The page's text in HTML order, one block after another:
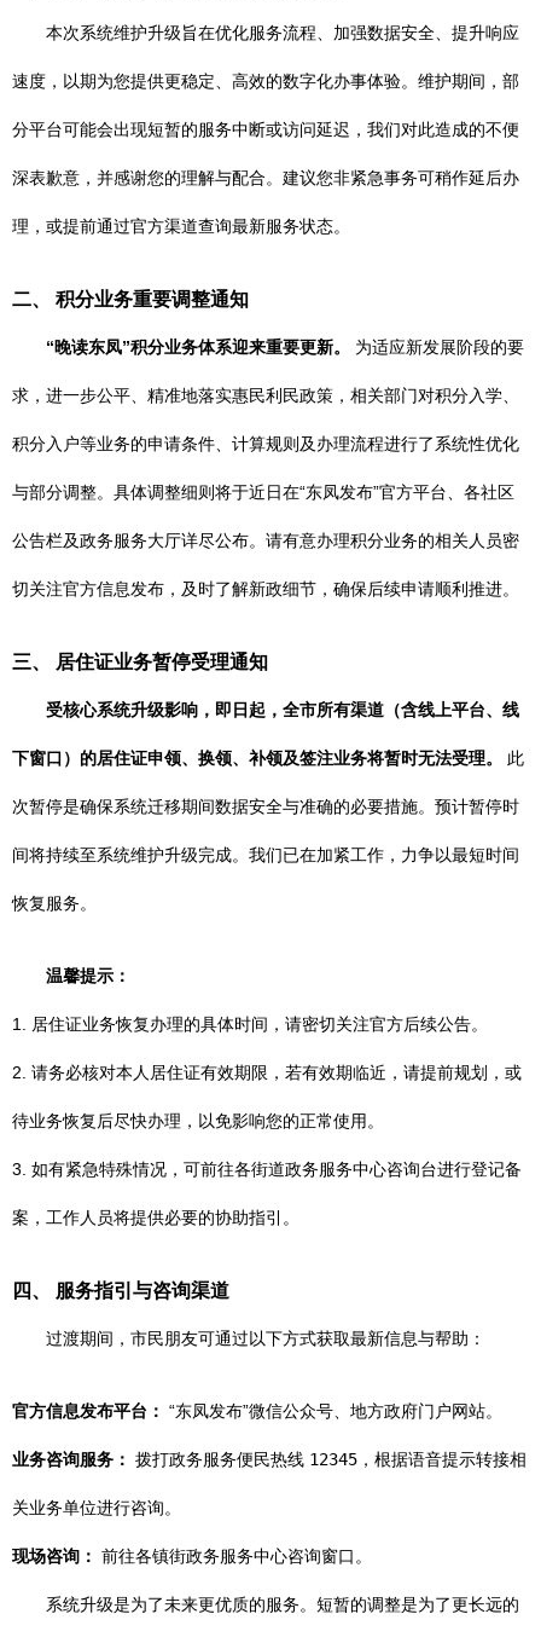
本次系统维护升级旨在优化服务流程、加强数据安全、提升响应
速度，以期为您提供更稳定、高效的数字化办事体验。维护期间，部
分平台可能会出现短暂的服务中断或访问延迟，我们对此造成的不便
深表歉意，并感谢您的理解与配合。建议您非紧急事务可稍作延后办
理，或提前通过官方渠道查询最新服务状态。
二、 积分业务重要调整通知
“晚读东凤”积分业务体系迎来重要更新。 为适应新发展阶段的要
求，进一步公平、精准地落实惠民利民政策，相关部门对积分入学、
积分入户等业务的申请条件、计算规则及办理流程进行了系统性优化
与部分调整。具体调整细则将于近日在“东凤发布”官方平台、各社区
公告栏及政务服务大厅详尽公布。请有意办理积分业务的相关人员密
切关注官方信息发布，及时了解新政细节，确保后续申请顺利推进。
三、 居住证业务暂停受理通知
受核心系统升级影响，即日起，全市所有渠道（含线上平台、线
下窗口）的居住证申领、换领、补领及签注业务将暂时无法受理。 此
次暂停是确保系统迁移期间数据安全与准确的必要措施。预计暂停时
间将持续至系统维护升级完成。我们已在加紧工作，力争以最短时间
恢复服务。
温馨提示：
1. 居住证业务恢复办理的具体时间，请密切关注官方后续公告。
2. 请务必核对本人居住证有效期限，若有效期临近，请提前规划，或
待业务恢复后尽快办理，以免影响您的正常使用。
3. 如有紧急特殊情况，可前往各街道政务服务中心咨询台进行登记备
案，工作人员将提供必要的协助指引。
四、 服务指引与咨询渠道
过渡期间，市民朋友可通过以下方式获取最新信息与帮助：
官方信息发布平台： “东凤发布”微信公众号、地方政府门户网站。
业务咨询服务： 拨打政务服务便民热线 12345 ，根据语音提示转接相
关业务单位进行咨询。
现场咨询： 前往各镇街政务服务中心咨询窗口。
系统升级是为了未来更优质的服务。短暂的调整是为了更长远的